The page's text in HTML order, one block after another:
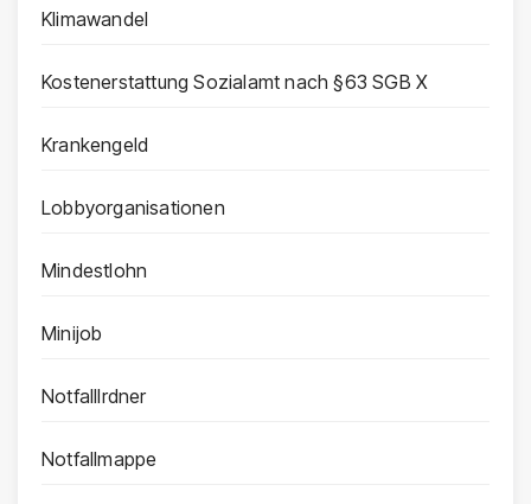
Klimawandel
Kostenerstattung Sozialamt nach §63 SGB X
Krankengeld
Lobbyorganisationen
Mindestlohn
Minijob
Notfalllrdner
Notfallmappe